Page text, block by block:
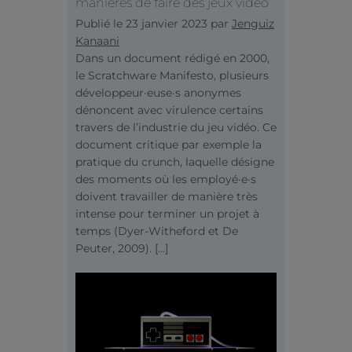
Publié le 23 janvier 2023 par Jenguiz
Kanaani
Dans un document rédigé en 2000,
le Scratchware Manifesto, plusieurs
développeur·euse·s anonymes
dénoncent avec virulence certains
travers de l’industrie du jeu vidéo. Ce
document critique par exemple la
pratique du crunch, laquelle désigne
des moments où les employé·e·s
doivent travailler de manière très
intense pour terminer un projet à
temps (Dyer-Witheford et De
Peuter, 2009). […]